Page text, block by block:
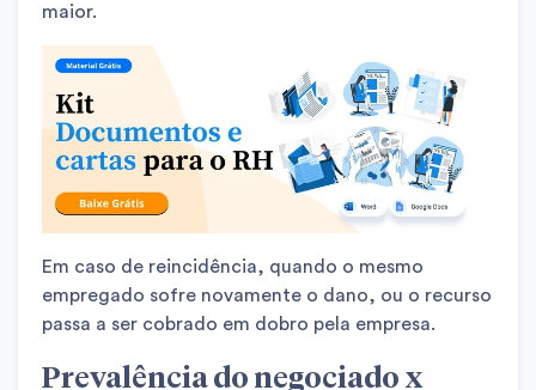
maior.
Em caso de reincidência, quando o mesmo
empregado sofre novamente o dano, ou o recurso
passa a ser cobrado em dobro pela empresa.
Prevalência do negociado x